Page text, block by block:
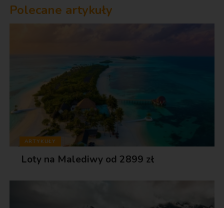
Polecane artykuły
ARTYKUŁY
Loty na Malediwy od 2899 zł